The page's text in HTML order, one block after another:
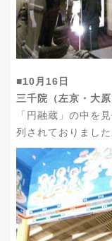
■10月16日
三千院（左京・大
「円融蔵」の中を
列されておりました